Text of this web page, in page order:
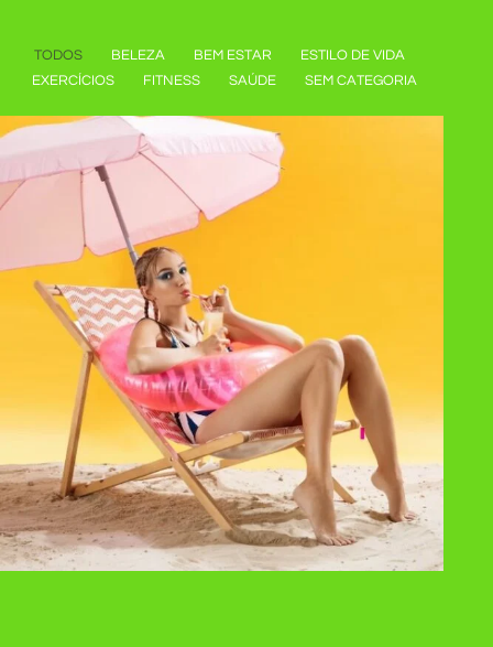
TODOS BELEZA BEM ESTAR
ESTILO DE VIDA
EXERCÍCIOS
FITNESS SAÚDE SEM CATEGORIA